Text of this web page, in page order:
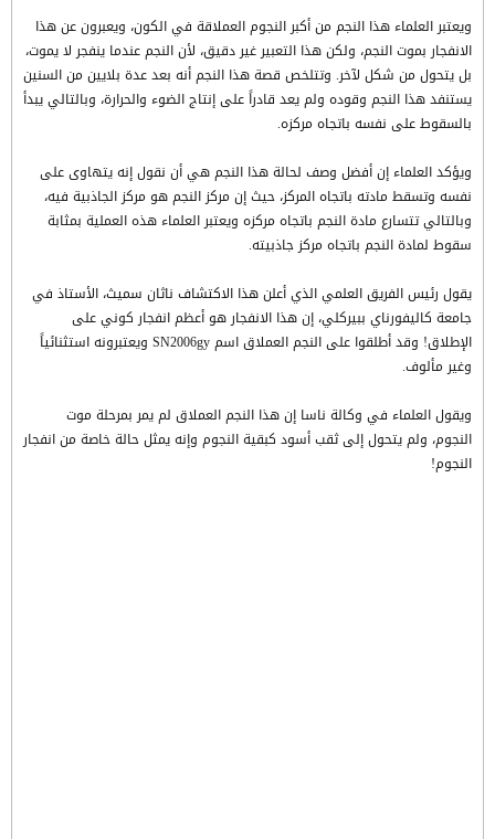
ويعتبر العلماء هذا النجم من أكبر النجوم العملاقة في الكون، ويعبرون عن هذا
الانفجار بموت النجم، ولكن هذا التعبير غير دقيق، لأن النجم عندما ينفجر لا يموت،
بل يتحول من شكل لآخر. وتتلخص قصة هذا النجم أنه بعد عدة بلايين من السنين
يستنفد هذا النجم وقوده ولم يعد قادراً على إنتاج الضوء والحرارة، وبالتالي يبدأ
بالسقوط على نفسه باتجاه مركزه.
ويؤكد العلماء إن أفضل وصف لحالة هذا النجم هي أن نقول إنه يتهاوى على
نفسه وتسقط مادته باتجاه المركز، حيث إن مركز النجم هو مركز الجاذبية فيه،
وبالتالي تتسارع مادة النجم باتجاه مركزه ويعتبر العلماء هذه العملية بمثابة
سقوط لمادة النجم باتجاه مركز جاذبيته.
يقول رئيس الفريق العلمي الذي أعلن هذا الاكتشاف ناثان سميث، الأستاذ في
جامعة كاليفورناي ببيركلي، إن هذا الانفجار هو أعظم انفجار كوني على
الإطلاق! وقد أطلقوا على النجم العملاق اسم SN2006gy ويعتبرونه استثنائياً
وغير مألوف.
ويقول العلماء في وكالة ناسا إن هذا النجم العملاق لم يمر بمرحلة موت
النجوم، ولم يتحول إلى ثقب أسود كبقية النجوم وإنه يمثل حالة خاصة من انفجار
النجوم!